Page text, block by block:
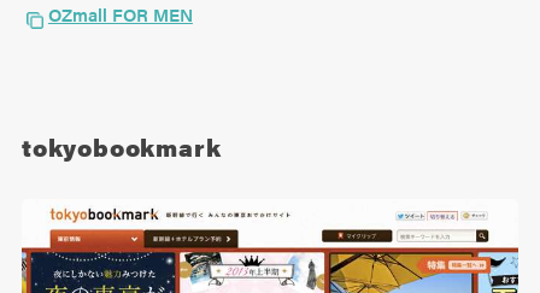
OZmall FOR MEN
tokyobookmark